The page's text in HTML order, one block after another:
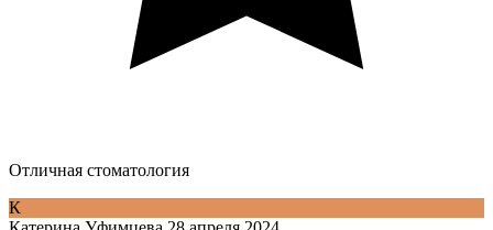
Отличная стоматология
К